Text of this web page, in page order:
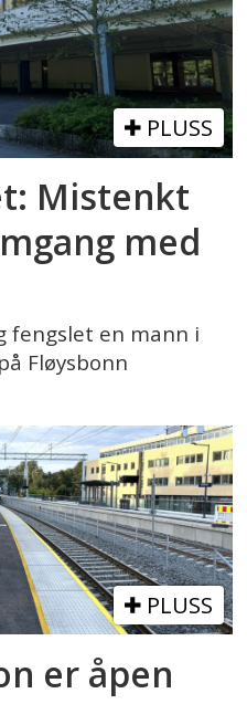
PLUSS
Mistenkt
med
fengslet en mann i
Fløysbonn
PLUSS
er åpen